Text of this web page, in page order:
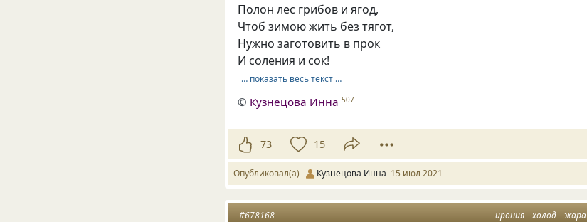
Полон лес грибов и ягод,
Чтоб зимою жить без тягот,
Нужно заготовить в прок
И соления и сок!
… показать весь текст …
© Кузнецова Инна 507
73 15
Опубликовал(а) Кузнецова Инна 15 июл 2021
ирония холод жара
#678168